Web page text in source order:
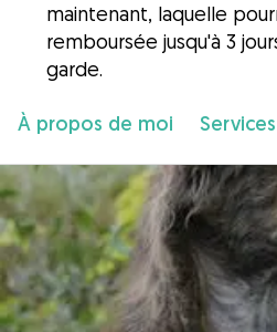
maintenant, laquelle
remboursée jusqu'à 3
garde.
À propos de moi